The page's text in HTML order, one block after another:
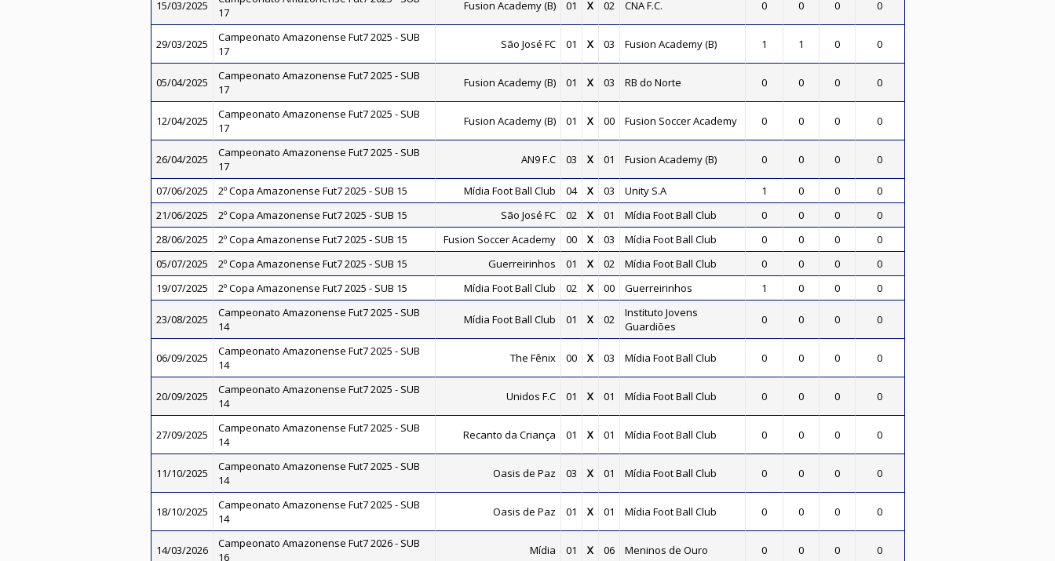
15/03/2025
17
Fusion Academy (B) 01 X 02 CNA F.C. 0 0 0 0
29/03/2025
Campeonato Amazonense Fut7 2025 - SUB
17
São José FC 01 X 03 Fusion Academy (B) 1 1 0 0
05/04/2025
Campeonato Amazonense Fut7 2025 - SUB
17
Fusion Academy (B) 01 X 03 RB do Norte 0 0 0 0
12/04/2025
Campeonato Amazonense Fut7 2025 - SUB
17
Fusion Academy (B) 01 X 00 Fusion Soccer Academy 0 0 0 0
26/04/2025
Campeonato Amazonense Fut7 2025 - SUB
17
AN9 F.C 03 X 01 Fusion Academy (B) 0 0 0 0
07/06/2025 2º Copa Amazonense Fut7 2025 - SUB 15 Mídia Foot Ball Club 04 X 03 Unity S.A 1 0 0
0
21/06/2025
2º Copa Amazonense Fut7 2025 - SUB 15 São José FC 02 X 01 Mídia Foot Ball Club 0 0 0
0
28/06/2025
2º Copa Amazonense Fut7 2025 - SUB 15 Fusion Soccer Academy 00 X 03 Mídia Foot Ball Club 0 0 0
0
05/07/2025
2º Copa Amazonense Fut7 2025 - SUB 15 Guerreirinhos 01 X 02 Mídia Foot Ball Club 0 0 0
0
19/07/2025
2º Copa Amazonense Fut7 2025 - SUB 15 Mídia Foot Ball Club 02 X 00 Guerreirinhos 1 0 0 0
23/08/2025
Campeonato Amazonense Fut7 2025 - SUB
14
Mídia Foot Ball Club 01 X 02
Instituto Jovens
Guardiões
0 0 0 0
06/09/2025
Campeonato Amazonense Fut7 2025 - SUB
14
The Fênix 00 X 03 Mídia Foot Ball Club 0 0 0 0
20/09/2025
Campeonato Amazonense Fut7 2025 - SUB
14
Unidos F.C 01 X 01 Mídia Foot Ball Club 0 0 0 0
27/09/2025
Campeonato Amazonense Fut7 2025 - SUB
14
Recanto da Criança 01 X 01 Mídia Foot Ball Club 0 0 0 0
11/10/2025
Campeonato Amazonense Fut7 2025 - SUB
14
Oasis de Paz 03 X 01 Mídia Foot Ball Club 0 0 0 0
18/10/2025
Campeonato Amazonense Fut7 2025 - SUB
14
Oasis de Paz 01 X 01 Mídia Foot Ball Club 0 0 0 0
14/03/2026
Campeonato Amazonense Fut7 2026 - SUB
16
Mídia 01 X 06 Meninos de Ouro 0 0 0 0